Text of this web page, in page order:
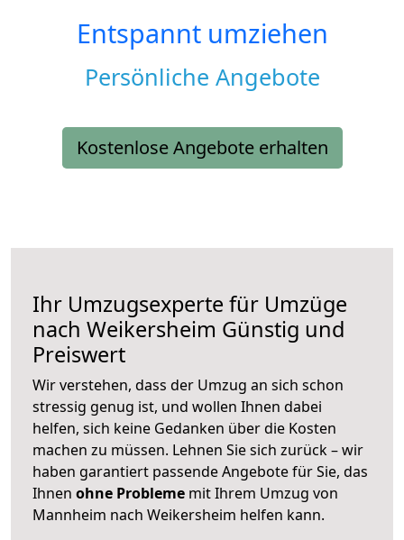
Entspannt umziehen
Persönliche Angebote
Kostenlose Angebote erhalten
Ihr Umzugsexperte für Umzüge
nach Weikersheim Günstig und
Preiswert
Wir verstehen, dass der Umzug an sich schon
stressig genug ist, und wollen Ihnen dabei
helfen, sich keine Gedanken über die Kosten
machen zu müssen. Lehnen Sie sich zurück – wir
haben garantiert passende Angebote für Sie, das
Ihnen ohne Probleme mit Ihrem Umzug von
Mannheim nach Weikersheim helfen kann.